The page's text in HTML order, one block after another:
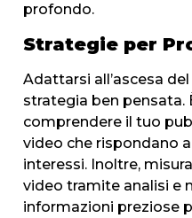
profondo.
Strategie per
Adattarsi all’ascesa
strategia ben pensata.
comprendere il tuo
video che rispondano
interessi. Inoltre,
video tramite analisi e
informazioni preziose